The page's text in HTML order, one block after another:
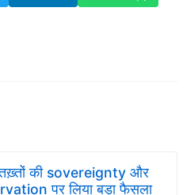
की sovereignty और
पर लिया बड़ा फैसला